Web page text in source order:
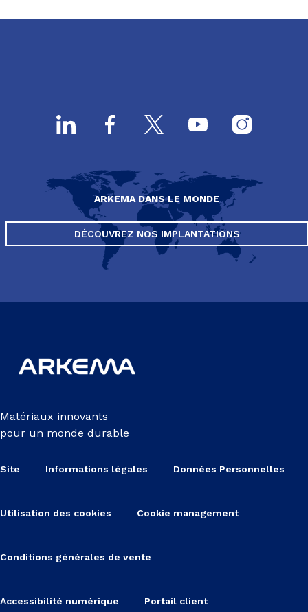
ARKEMA DANS LE MONDE
DÉCOUVREZ NOS IMPLANTATIONS
Matériaux innovants
pour un monde durable
Site Informations légales Données Personnelles
Utilisation des cookies Cookie management
Conditions générales de vente
Accessibilité numérique Portail client